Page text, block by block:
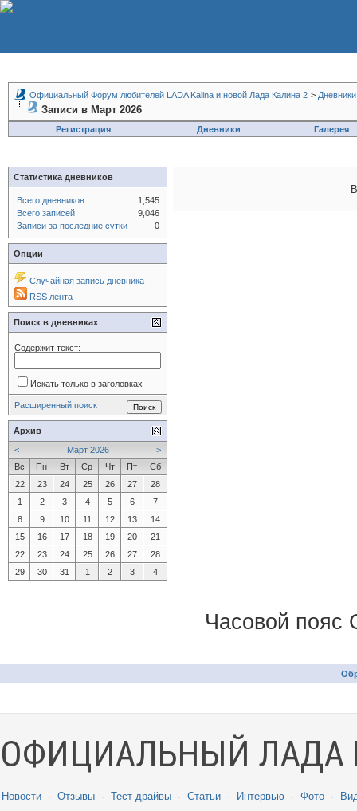
Официальный Форум любителей LADA Kalina и новой Лада Калина 2 > Дневники
Записи в Март 2026
Регистрация Дневники Галерея
Статистика дневников
Всего дневников
1,545
Всего записей
9,046
Записи за последние сутки
0
Опции
Случайная запись дневника
RSS лента
Поиск в дневниках
Содержит текст:
Искать только в заголовках
Расширенный поиск
Архив
<
>
Март 2026
Вс
Пн Вт Ср Чт Пт
Сб
22
23 24 25 26 27
28
1
2 3 4 5 6
7
8
9 10 11 12 13
14
15
16 17 18 19 20
21
22
23 24 25 26 27
28
29
30 31 1 2 3 4
Часовой пояс
ОФИЦИАЛЬНЫЙ ЛАДА
Новости · Отзывы · Тест-драйвы · Статьи · Интервью · Фото ·